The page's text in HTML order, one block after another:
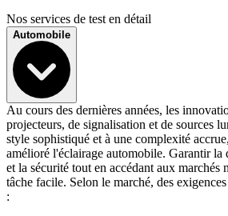
Nos services de test en détail
Automobile
Au cours des dernières années, les
projecteurs, de signalisation et de sources
style sophistiqué et à une complexité
amélioré l'éclairage automobile. Garantir la
et la sécurité tout en accédant aux marchés
tâche facile. Selon le marché, des
: